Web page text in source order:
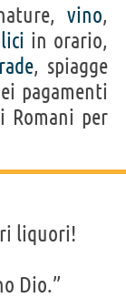
vino,
in orario,
, spiagge
pagamenti
Romani per
liquori!
Dio.”